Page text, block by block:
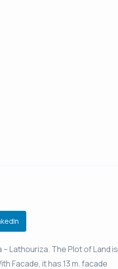
– Lathouriza. The Plot of Land is
Facade, it has 13 m. facade